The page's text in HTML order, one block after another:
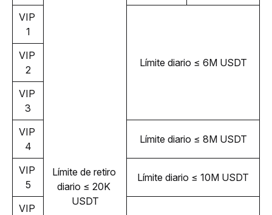
Límite de retiro
diario ≤ 20K
USDT
VIP
1
Límite diario ≤ 6M USDT
VIP
2
VIP
3
VIP
4
Límite diario ≤ 8M USDT
VIP
5
Límite diario ≤ 10M USDT
VIP